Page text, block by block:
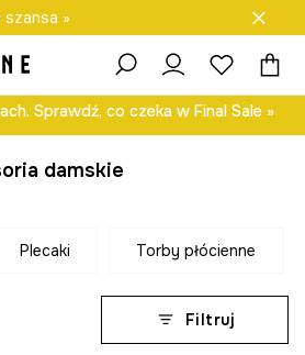
dostawa do salonów
szansa »
Sprawdź, co czeka w Final Sale »
damskie
plecaki torby płócienne
Filtruj